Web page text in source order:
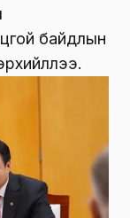
байдлын